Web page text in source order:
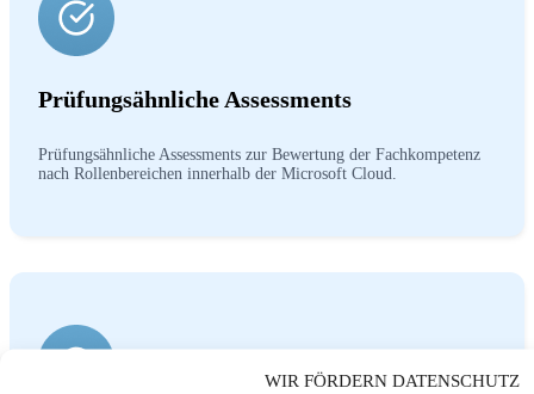
WIR FÖRDERN DATENSCHUTZ
Prüfungsähnliche Assessments
Prüfungsähnliche Assessments zur Bewertung der Fachkompetenz
nach Rollenbereichen innerhalb der Microsoft Cloud.